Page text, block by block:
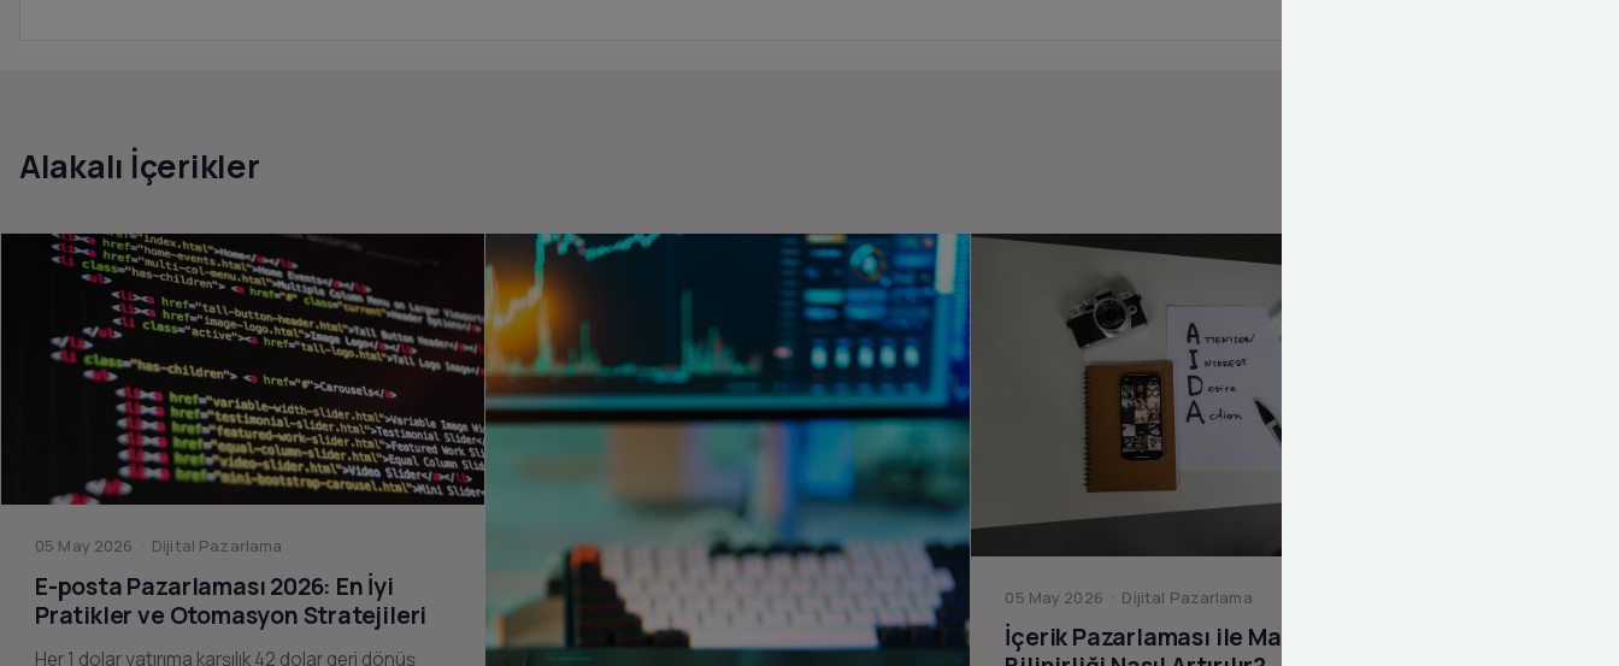
Alakalı İçerikler
05 May 2026 · Dijital Pazarlama
E-posta Pazarlaması 2026: En İyi
Pratikler ve Otomasyon Stratejileri
Her 1 dolar yatırıma karşılık 42 dolar geri dönüş
05 May 2026 · Dijital Pazarlama
İçerik Pazarlaması ile Marka